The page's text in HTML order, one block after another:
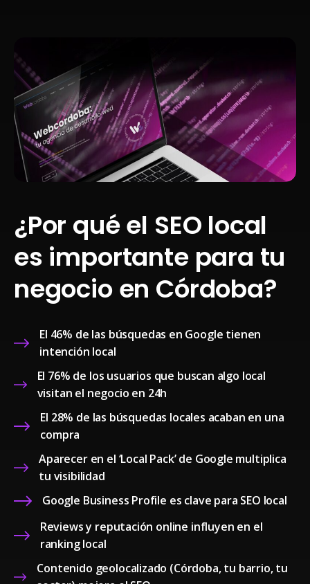
¿Por qué el SEO local
es importante para tu
negocio en Córdoba?
El 46% de las búsquedas en Google tienen
intención local
El 76% de los usuarios que buscan algo local
visitan el negocio en 24h
El 28% de las búsquedas locales acaban en una
compra
Aparecer en el ‘Local Pack’ de Google multiplica
tu visibilidad
Google Business Profile es clave para SEO local
Reviews y reputación online influyen en el
ranking local
Contenido geolocalizado (Córdoba, tu barrio, tu